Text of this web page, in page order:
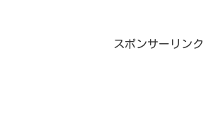
スポンサーリンク